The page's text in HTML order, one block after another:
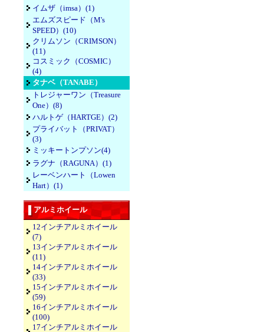
イムザ（imsa）(1)
エムズスピード（M's
SPEED）(10)
クリムソン（CRIMSON）
(11)
コスミック（COSMIC）
(4)
タナベ（TANABE）
トレジャーワン（Treasure
One）(8)
ハルトゲ（HARTGE）(2)
プライバット（PRIVAT）
(3)
ミッキートンプソン(4)
ラグナ（RAGUNA）(1)
レーベンハート（Lowen
Hart）(1)
アルミホイール
12インチアルミホイール
(7)
13インチアルミホイール
(11)
14インチアルミホイール
(33)
15インチアルミホイール
(59)
16インチアルミホイール
(100)
17インチアルミホイール